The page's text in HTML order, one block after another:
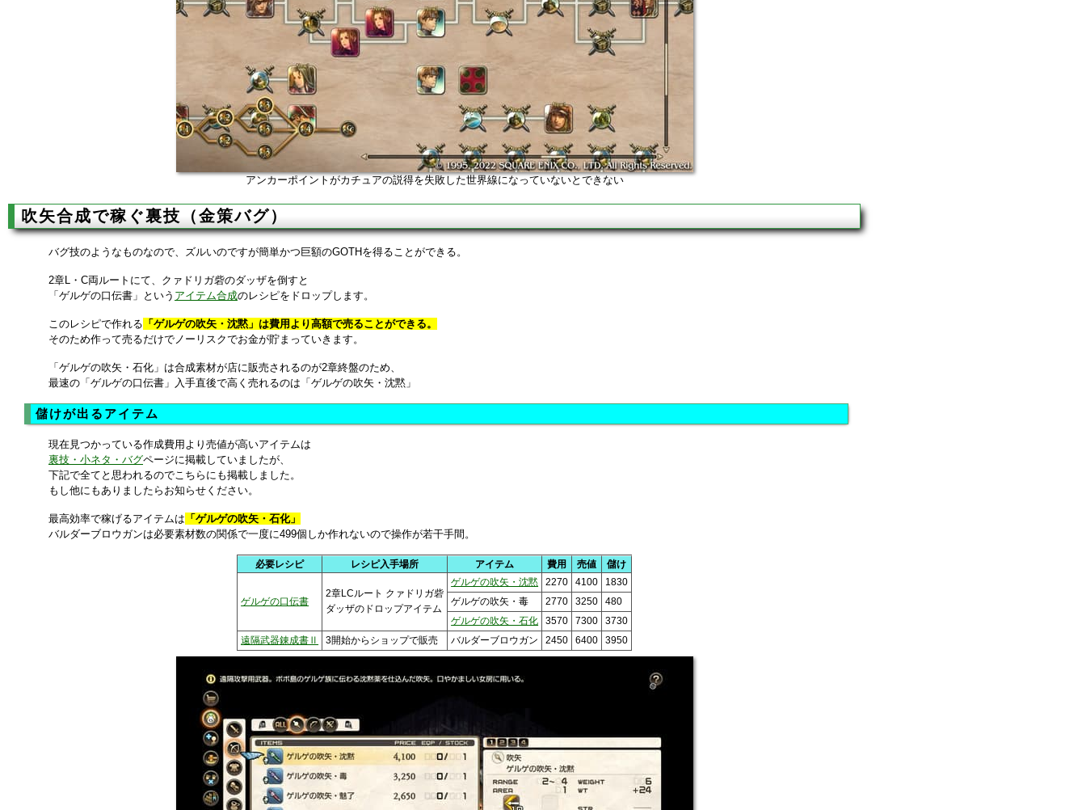
アンカーポイントがカチュアの説得を失敗した世界線になっていないとできない
吹矢合成で稼ぐ裏技（金策バグ）
バグ技のようなものなので、ズルいのですが簡単かつ巨額のGOTHを得ることができる。
2章L・C両ルートにて、クァドリガ砦のダッザを倒すと
「ゲルゲの口伝書」という アイテム合成のレシピをドロップします。
このレシピで作れる 「ゲルゲの吹矢・沈黙」は費用より高額で売ることができる。
そのため作って売るだけでノーリスクでお金が貯まっていきます。
「ゲルゲの吹矢・石化」は合成素材が店に販売されるのが2章終盤のため、
最速の「ゲルゲの口伝書」入手直後で高く売れるのは「ゲルゲの吹矢・沈黙」
儲けが出るアイテム
現在見つかっている作成費用より売値が高いアイテムは
裏技・小ネタ・バグページに掲載していましたが、
下記で全てと思われるのでこちらにも掲載しました。
もし他にもありましたらお知らせください。
最高効率で稼げるアイテムは 「ゲルゲの吹矢・石化」
バルダーブロウガンは必要素材数の関係で一度に499個しか作れないので操作が若干手間。
必要レシピ レシピ入手場所 アイテム 費用 売値 儲け
ゲルゲの口伝書
2章LCルート クァドリガ砦
ダッザのドロップアイテム
ゲルゲの吹矢・沈黙 2270 4100
1830
ゲルゲの吹矢・毒
2770 3250
480
ゲルゲの吹矢・石化
3570 7300
3730
遠隔武器錬成書Ⅱ
3開始からショップで販売 バルダーブロウガン 2450 6400 3950